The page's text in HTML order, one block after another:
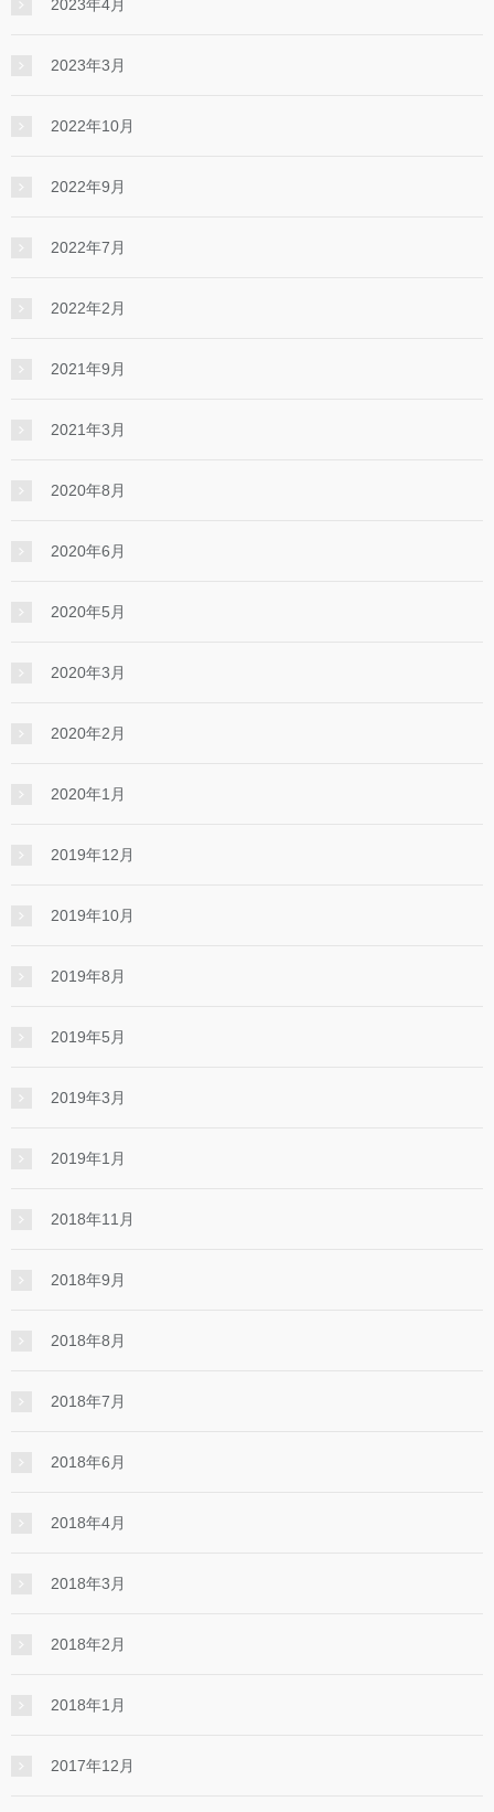
2023年4月
2023年3月
2022年10月
2022年9月
2022年7月
2022年2月
2021年9月
2021年3月
2020年8月
2020年6月
2020年5月
2020年3月
2020年2月
2020年1月
2019年12月
2019年10月
2019年8月
2019年5月
2019年3月
2019年1月
2018年11月
2018年9月
2018年8月
2018年7月
2018年6月
2018年4月
2018年3月
2018年2月
2018年1月
2017年12月